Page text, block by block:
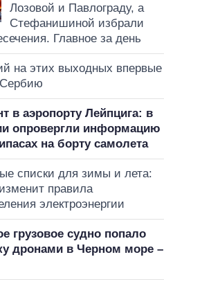
Лозовой и Павлограду, а
Стефанишиной избрали
Главное за день
на этих выходных впервые
Сербию
в аэропорту Лейпцига: в
опровергли информацию
на борту самолета
списки для зимы и лета:
правила
электроэнергии
грузовое судно попало
дронами в Черном море –